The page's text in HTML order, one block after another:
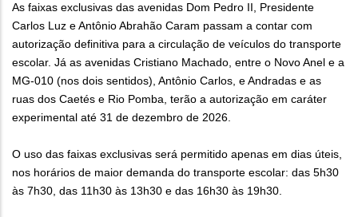
As faixas exclusivas das avenidas Dom Pedro II, Presidente
Carlos Luz e Antônio Abrahão Caram passam a contar com
autorização definitiva para a circulação de veículos do transporte
escolar. Já as avenidas Cristiano Machado, entre o Novo Anel e a
MG-010 (nos dois sentidos), Antônio Carlos, e Andradas e as
ruas dos Caetés e Rio Pomba, terão a autorização em caráter
experimental até 31 de dezembro de 2026.
O uso das faixas exclusivas será permitido apenas em dias úteis,
nos horários de maior demanda do transporte escolar: das 5h30
às 7h30, das 11h30 às 13h30 e das 16h30 às 19h30.